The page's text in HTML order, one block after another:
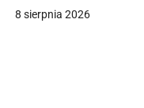
8 sierpnia 2026